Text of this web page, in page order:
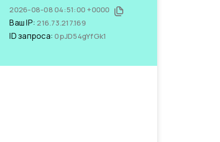
2026-08-08 04:51:00 +0000
Ваш IP:216.73.217.169
ID запроса:0pJD54gYfGk1